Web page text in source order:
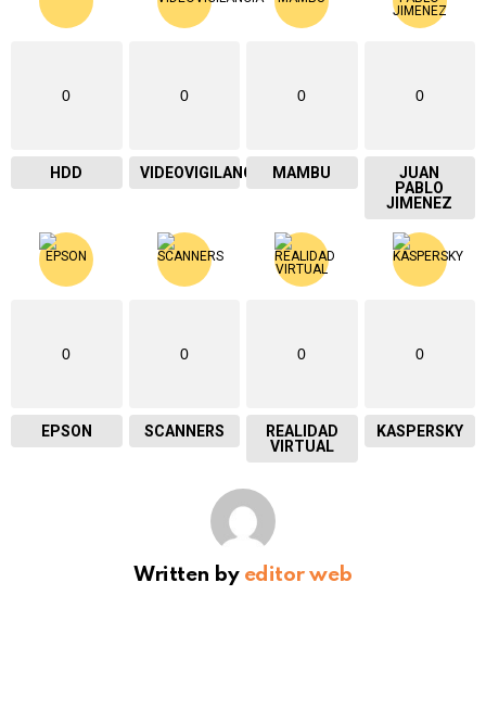
0
HDD
0
VIDEOVIGILANCIA
0
MAMBU
0
JUAN
PABLO
JIMENEZ
0
EPSON
0
SCANNERS
0
REALIDAD
VIRTUAL
0
KASPERSKY
Written by editor web